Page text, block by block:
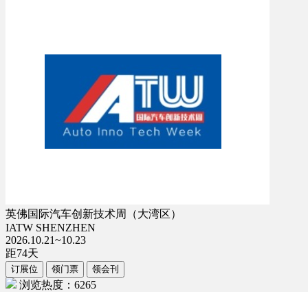
英佛国际汽车创新技术周（大湾区）
IATW SHENZHEN
2026.10.21~10.23
距74天
订展位 领门票 领会刊
浏览热度：6265